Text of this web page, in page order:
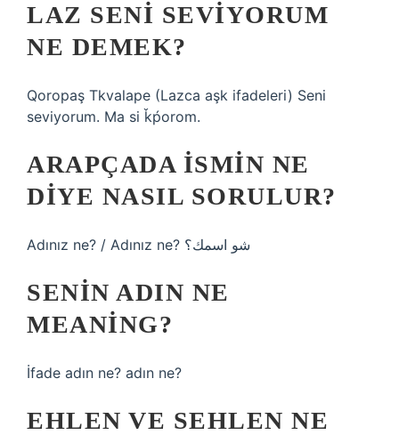
LAZ SENI SEVIYORUM
NE DEMEK?
Qoropaş Tkvalape (Lazca aşk ifadeleri) Seni
seviyorum. Ma si ǩṕorom.
ARAPÇADA ISMIN NE
DIYE NASIL SORULUR?
Adınız ne? / Adınız ne? شو اسمك؟
SENIN ADIN NE
MEANING?
İfade adın ne? adın ne?
EHLEN VE SEHLEN NE